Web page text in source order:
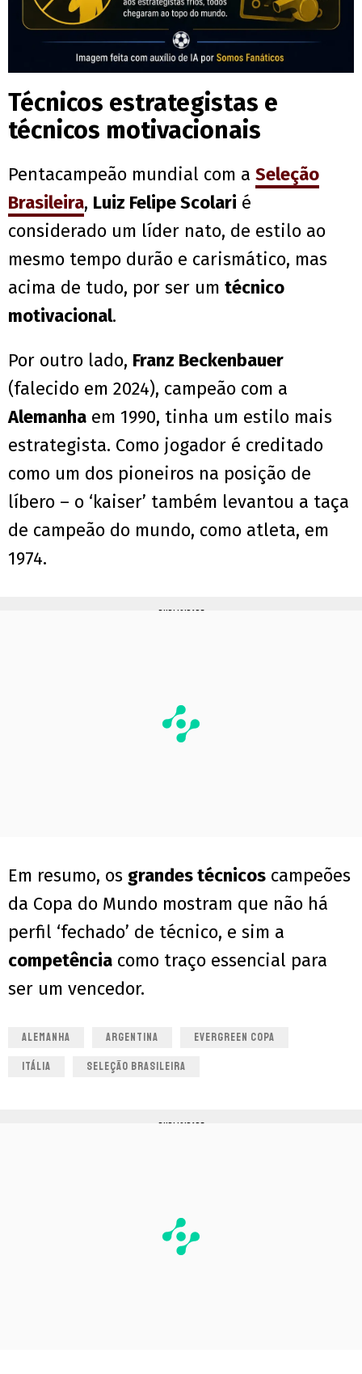
Técnicos estrategistas e
técnicos motivacionais
Pentacampeão mundial com a Seleção
Brasileira, Luiz Felipe Scolari é
considerado um líder nato, de estilo ao
mesmo tempo durão e carismático, mas
acima de tudo, por ser um técnico
motivacional.
Por outro lado, Franz Beckenbauer
(falecido em 2024), campeão com a
Alemanha em 1990, tinha um estilo mais
estrategista. Como jogador é creditado
como um dos pioneiros na posição de
líbero – o ‘kaiser’ também levantou a taça
de campeão do mundo, como atleta, em
1974.
PUBLICIDADE
Em resumo, os grandes técnicos campeões
da Copa do Mundo mostram que não há
perfil ‘fechado’ de técnico, e sim a
competência como traço essencial para
ser um vencedor.
ALEMANHA ARGENTINA EVERGREEN COPA
ITÁLIA SELEÇÃO BRASILEIRA
PUBLICIDADE